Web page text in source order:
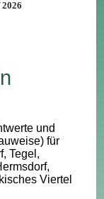
und
für
Tegel,
Viertel